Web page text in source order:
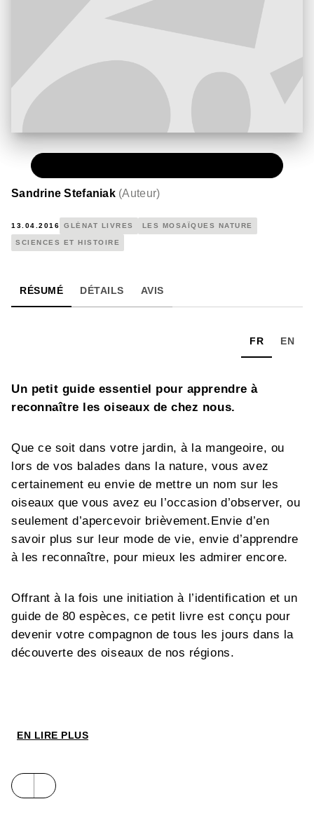
Sandrine Stefaniak (Auteur)
13.04.2016 GLÉNAT LIVRES LES MOSAÏQUES NATURE
SCIENCES ET HISTOIRE
RÉSUMÉ DÉTAILS AVIS
FR EN
Un petit guide essentiel pour apprendre à
reconnaître les oiseaux de chez nous.
Que ce soit dans votre jardin, à la mangeoire, ou
lors de vos balades dans la nature, vous avez
certainement eu envie de mettre un nom sur les
oiseaux que vous avez eu l’occasion d’observer, ou
seulement d’apercevoir brièvement.Envie d’en
savoir plus sur leur mode de vie, envie d’apprendre
à les reconnaître, pour mieux les admirer encore.
Offrant à la fois une initiation à l’identification et un
guide de 80 espèces, ce petit livre est conçu pour
devenir votre compagnon de tous les jours dans la
découverte des oiseaux de nos régions.
Cet ouvrage comprend :
–un guide présentant 80 espèces
nicheurs, avec, pour chacune :
EN LIRE PLUS